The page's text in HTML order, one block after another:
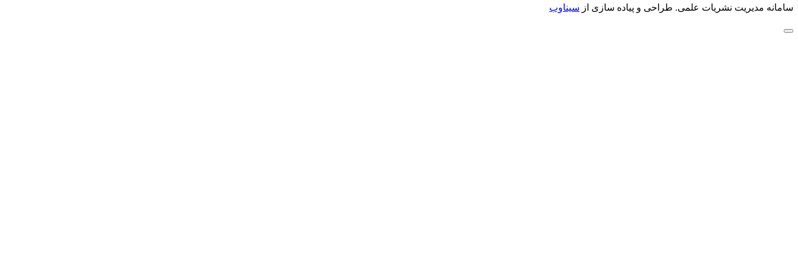
سامانه مدیریت نشریات علمی. طراحی و پیاده سازی از سیناوب